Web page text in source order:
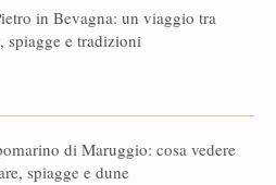
in Bevagna: un viaggio tra
spiagge e tradizioni
di Maruggio: cosa vedere
spiagge e dune